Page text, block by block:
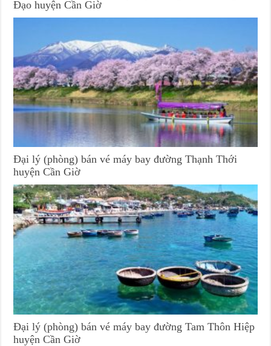
Đạo huyện Cần Giờ
Đại lý (phòng) bán vé máy bay đường Thạnh Thới
huyện Cần Giờ
Đại lý (phòng) bán vé máy bay đường Tam Thôn Hiệp
huyện Cần Giờ